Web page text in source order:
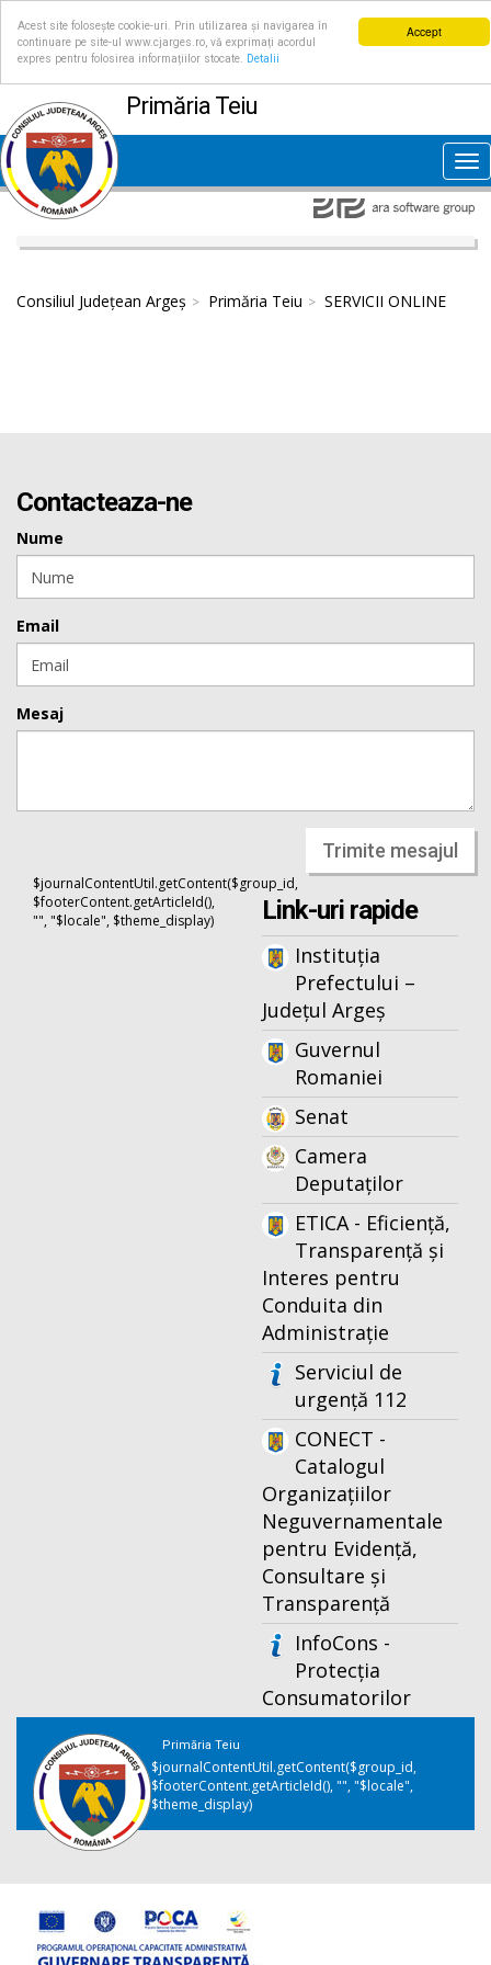
Accept
Acest site folosește cookie-uri. Prin utilizarea și navigarea în
continuare pe site-ul www.cjarges.ro, vă exprimați acordul
expres pentru folosirea informațiilor stocate.
Detalii
Primăria Teiu
Consiliul Județean Argeș Primăria Teiu SERVICII ONLINE
Contacteaza-ne
Nume
Email
Mesaj
Trimite mesajul
$journalContentUtil.getContent($group_id,
$footerContent.getArticleId(),
"", "$locale", $theme_display)
Link-uri rapide
Instituția
Prefectului –
Județul Argeș
Guvernul
Romaniei
Senat
Camera
Deputaților
ETICA - Eficiență,
Transparență și
Interes pentru
Conduita din
Administrație
Serviciul de
urgență 112
CONECT -
Catalogul
Organizațiilor
Neguvernamentale
pentru Evidență,
Consultare și
Transparență
InfoCons -
Protecția
Consumatorilor
Primăria Teiu
$journalContentUtil.getContent($group_id,
$footerContent.getArticleId(), "", "$locale",
$theme_display)